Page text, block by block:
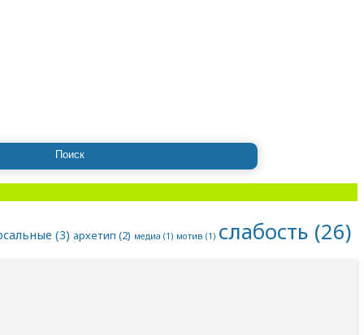
(3) архетип (2) медиа (1) мотив (1) слабость (26)